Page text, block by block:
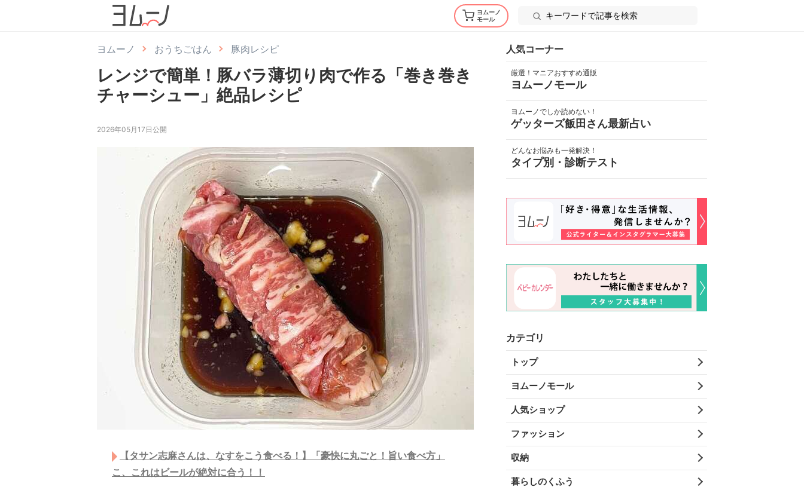
ヨムーノ
モール
ヨムーノ おうちごはん 豚肉レシピ
レンジで簡単！豚バラ薄切り肉で作る「巻き巻き
チャーシュー」絶品レシピ
2026年05月17日公開
【タサン志麻さんは、なすをこう食べる！】「豪快に丸ごと！旨い食べ方」
こ、これはビールが絶対に合う！！
人気コーナー
厳選！マニアおすすめ通販
ヨムーノモール
ヨムーノでしか読めない！
ゲッターズ飯田さん最新占い
どんなお悩みも一発解決！
タイプ別・診断テスト
カテゴリ
トップ
ヨムーノモール
人気ショップ
ファッション
収納
暮らしのくふう